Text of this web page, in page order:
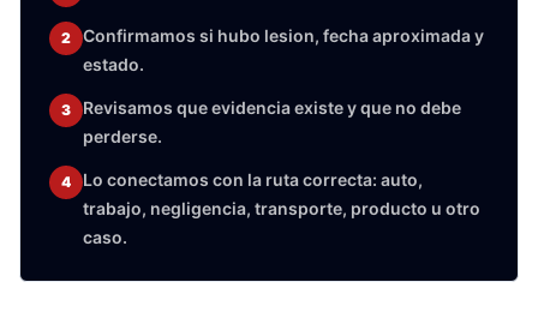
2
Confirmamos si hubo lesion, fecha aproximada y
estado.
3
Revisamos que evidencia existe y que no debe
perderse.
4
Lo conectamos con la ruta correcta: auto,
trabajo, negligencia, transporte, producto u otro
caso.